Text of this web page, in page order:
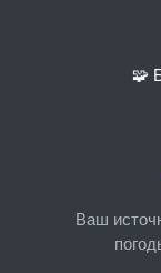
Ваш
🧩